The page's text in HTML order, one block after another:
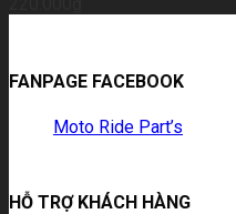
FANPAGE FACEBOOK
Moto Ride Part’s
HỖ TRỢ KHÁCH HÀNG